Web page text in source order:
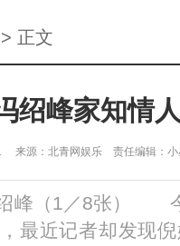
> 正文
绍峰家知情
来源：北青网娱乐 责任编辑：小
峰（1／8张）
最近记者却发现